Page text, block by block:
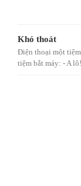
Khó thoát
Điện thoại một
tiệm bắt máy: - A